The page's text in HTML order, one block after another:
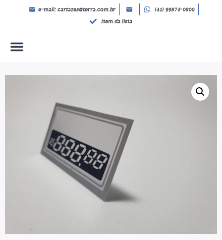
e-mail: cartazes@terra.com.br
(41) 99874-0800
Item da lista